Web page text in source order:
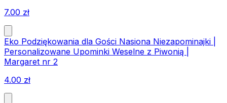
7.00 zł
Eko Podziękowania dla Gości Nasiona Niezapominajki |
Personalizowane Upominki Weselne z Piwonią |
Margaret nr 2
4.00 zł